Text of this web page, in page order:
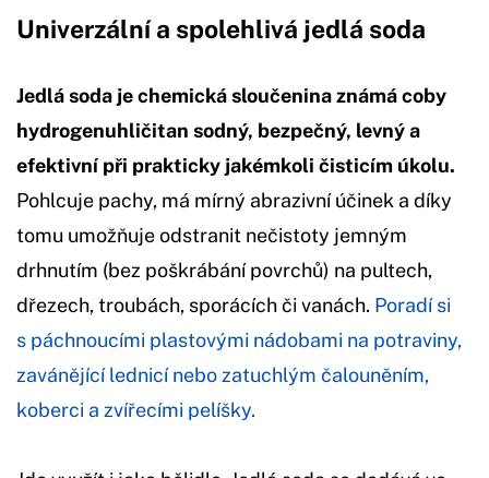
Univerzální a spolehlivá jedlá soda
Jedlá soda je chemická sloučenina známá coby
hydrogenuhličitan sodný, bezpečný, levný a
efektivní při prakticky jakémkoli čisticím úkolu.
Pohlcuje pachy, má mírný abrazivní účinek a díky
tomu umožňuje odstranit nečistoty jemným
drhnutím (bez poškrábání povrchů) na pultech,
dřezech, troubách, sporácích či vanách. Poradí si
s páchnoucími plastovými nádobami na potraviny,
zavánějící lednicí nebo zatuchlým čalouněním,
koberci a zvířecími pelíšky.